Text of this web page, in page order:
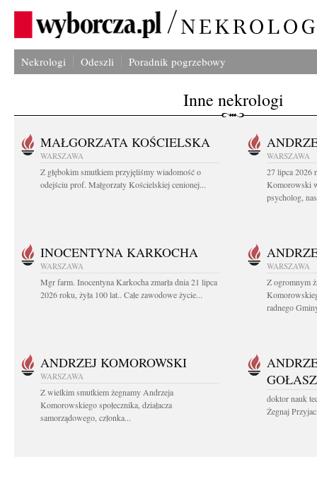
Nekrologi Odeszli Poradnik pogrzebowy
Inne nekrologi
MAŁGORZATA KOŚCIELSKA
WARSZAWA
Z głębokim smutkiem przyjęliśmy wiadomość o
odejściu prof. Małgorzaty Kościelskiej cenionej...
WARSZAWA
27 lipca 2026
Komorowski
psycholog,
INOCENTYNA KARKOCHA
WARSZAWA
Mgr farm. Inocentyna Karkocha zmarła dnia 21 lipca
2026 roku, żyła 100 lat.. Całe zawodowe życie...
WARSZAWA
Z ogromnym
radnego
ANDRZEJ KOMOROWSKI
WARSZAWA
Z wielkim smutkiem żegnamy Andrzeja
Komorowskiego społecznika, działacza
samorządowego, członka...
doktor nauk
Żegnaj